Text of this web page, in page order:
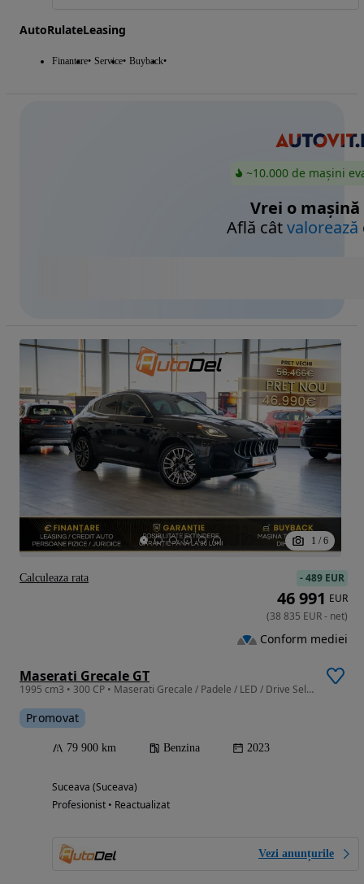
AutoRulateLeasing
Finantare Service Buyback
~10.000 de mașini
Vrei o mașină
Află câtvalorează
1 / 6
Maserati Grecale GT
1995 cm3 • 300 CP • Maserati Grecale / Padele / LED / Drive Select / 301CP / Apple CarPlay
Promovat
79 900 km Benzina 2023
Suceava (Suceava)
Profesionist • Reactualizat
Vezi anunțurile
-489 EUR
46 991 EUR
(38 835 EUR- net)
Conform mediei
Calculeaza rata